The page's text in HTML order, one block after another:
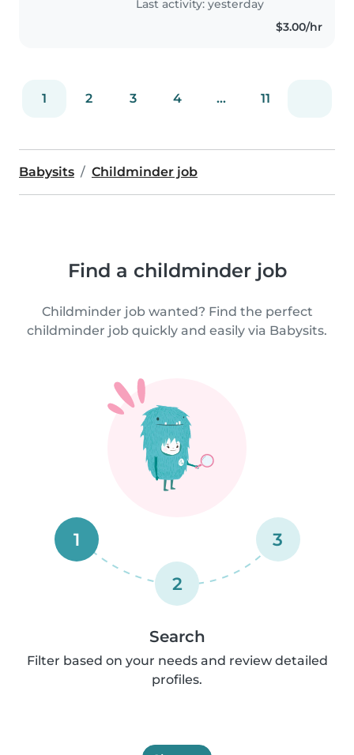
Last activity: yesterday
$3.00/hr
1 2 3 4 ... 11
Babysits Childminder job
Find a childminder job
Childminder job wanted? Find the perfect
childminder job quickly and easily via Babysits.
1
2
3
Search
Filter based on your needs and review detailed
profiles.